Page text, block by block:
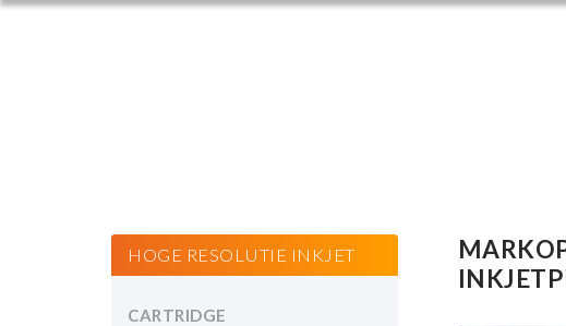
HOGE RESOLUTIE INKJET
CARTRIDGE